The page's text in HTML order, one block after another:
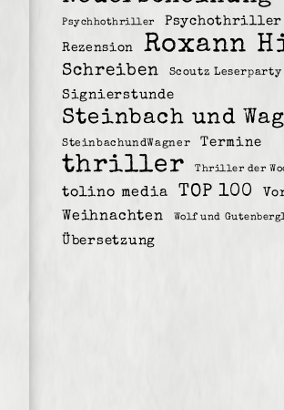
Psychhothriller Psychothriller
Rezension Roxann
Schreiben Scoutz Leserparty
Signierstunde
Steinbach und
SteinbachundWagner Termine
thriller Thriller der
tolino media TOP 100
Weihnachten Wolf und
Übersetzung